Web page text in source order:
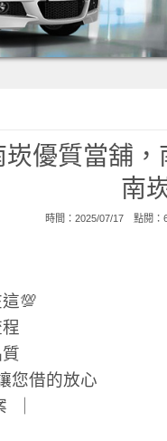
優質當舖，
南
時間：2025/07/17 點閱：
💯
您借的放心
｜